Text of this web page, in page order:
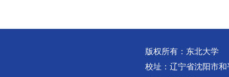
版权所有：东北大学
校址：辽宁省沈阳市